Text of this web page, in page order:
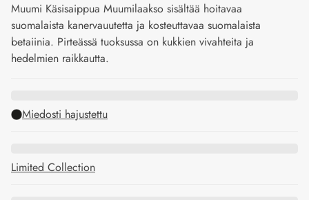
Muumi Käsisaippua Muumilaakso sisältää hoitavaa
suomalaista kanervauutetta ja kosteuttavaa suomalaista
betaiinia. Pirteässä tuoksussa on kukkien vivahteita ja
hedelmien raikkautta.
Miedosti hajustettu
Limited Collection